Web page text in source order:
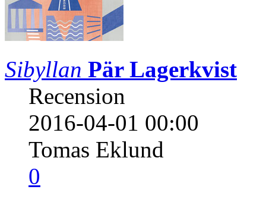
Sibyllan Pär Lagerkvist
Recension
2016-04-01 00:00
Tomas Eklund
0